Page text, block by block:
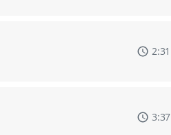
2:31
3:37